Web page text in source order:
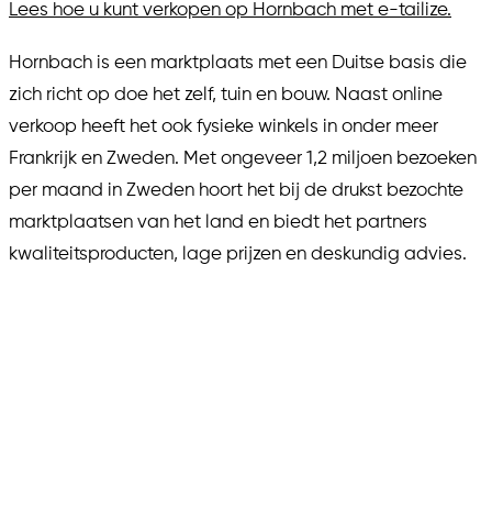
Lees hoe u kunt verkopen op Hornbach met e-tailize.
Hornbach is een marktplaats met een Duitse basis die
zich richt op doe het zelf, tuin en bouw. Naast online
verkoop heeft het ook fysieke winkels in onder meer
Frankrijk en Zweden. Met ongeveer 1,2 miljoen bezoeken
per maand in Zweden hoort het bij de drukst bezochte
marktplaatsen van het land en biedt het partners
kwaliteitsproducten, lage prijzen en deskundig advies.